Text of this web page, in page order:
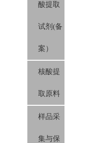
酸提取
试剂(备
案）
核酸提
取原料
样品采
集与保